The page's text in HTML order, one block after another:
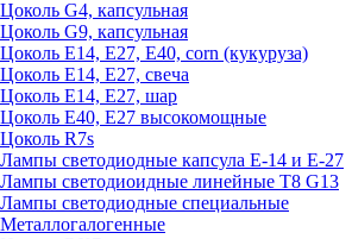
Цоколь G4, капсульная
Цоколь G9, капсульная
Цоколь Е14, Е27, Е40, corn (кукуруза)
Цоколь Е14, Е27, свеча
Цоколь Е14, Е27, шар
Цоколь Е40, Е27 высокомощные
Цоколь R7s
Лампы светодиодные капсула Е-14 и Е-27
Лампы светодиоидные линейные T8 G13
Лампы светодиодные специальные
Металлогалогенные